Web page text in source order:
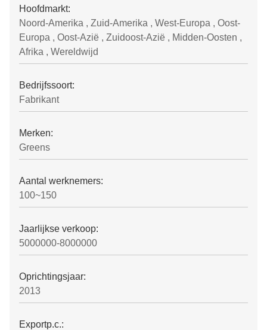
Hoofdmarkt:
Noord-Amerika , Zuid-Amerika , West-Europa , Oost-
Europa , Oost-Azië , Zuidoost-Azië , Midden-Oosten ,
Afrika , Wereldwijd
Bedrijfssoort:
Fabrikant
Merken:
Greens
Aantal werknemers:
100~150
Jaarlijkse verkoop:
5000000-8000000
Oprichtingsjaar:
2013
Exportp.c.: